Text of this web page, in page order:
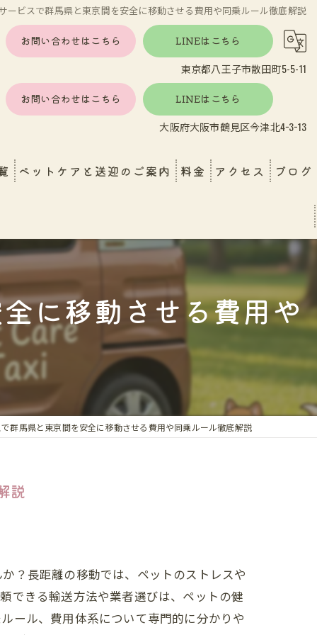
ービスで群馬県と東京間を安全に移動させる費用や同乗ルール徹底解説
お問い合わせはこちら LINEはこちら
東京都八王子市散田町5-5-11
お問い合わせはこちら LINEはこちら
大阪府大阪市鶴見区今津北4−3−13
送迎
フェ送迎
ポート
迎え
ペットケアと送迎のご案内
ペットホテル・ペットケア
おうちで受けられる安心ケア
料金 アクセス ブログ
に移動させる費用や
群馬県と東京間を安全に移動させる費用や同乗ルール徹底解説
説
？長距離の移動では、ペットのストレスや
できる輸送方法や業者選びは、ペットの健
ール、費用体系について専門的に分かりや